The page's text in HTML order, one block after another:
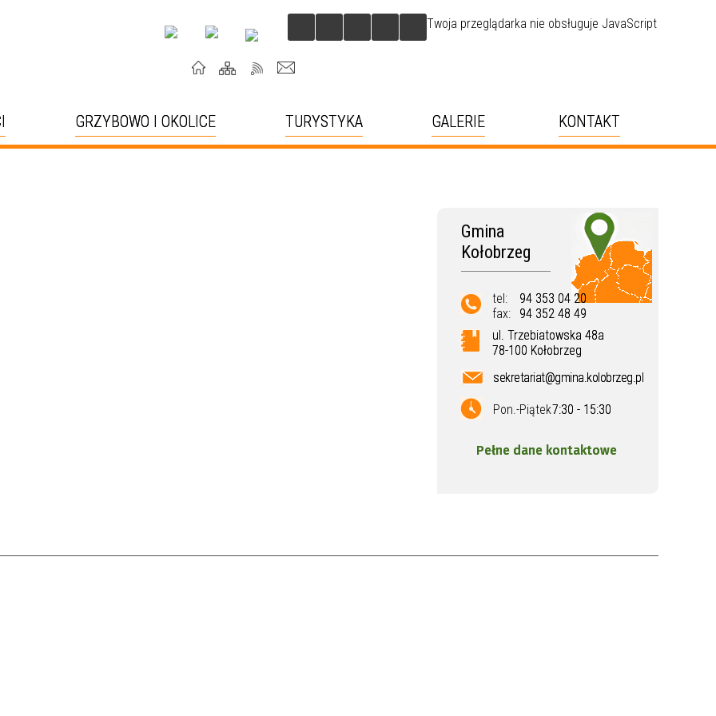
Twoja przeglądarka nie obsługuje JavaScript
GRZYBOWO I OKOLICE TURYSTYKA GALERIE KONTAKT
Gmina
Kołobrzeg
tel:
94 353 04 20
fax:
94 352 48 49
ul. Trzebiatowska 48a
78-100 Kołobrzeg
sekretariat@gmina.kolobrzeg.pl
Pon.-Piątek7:30 - 15:30
Pełne dane kontaktowe